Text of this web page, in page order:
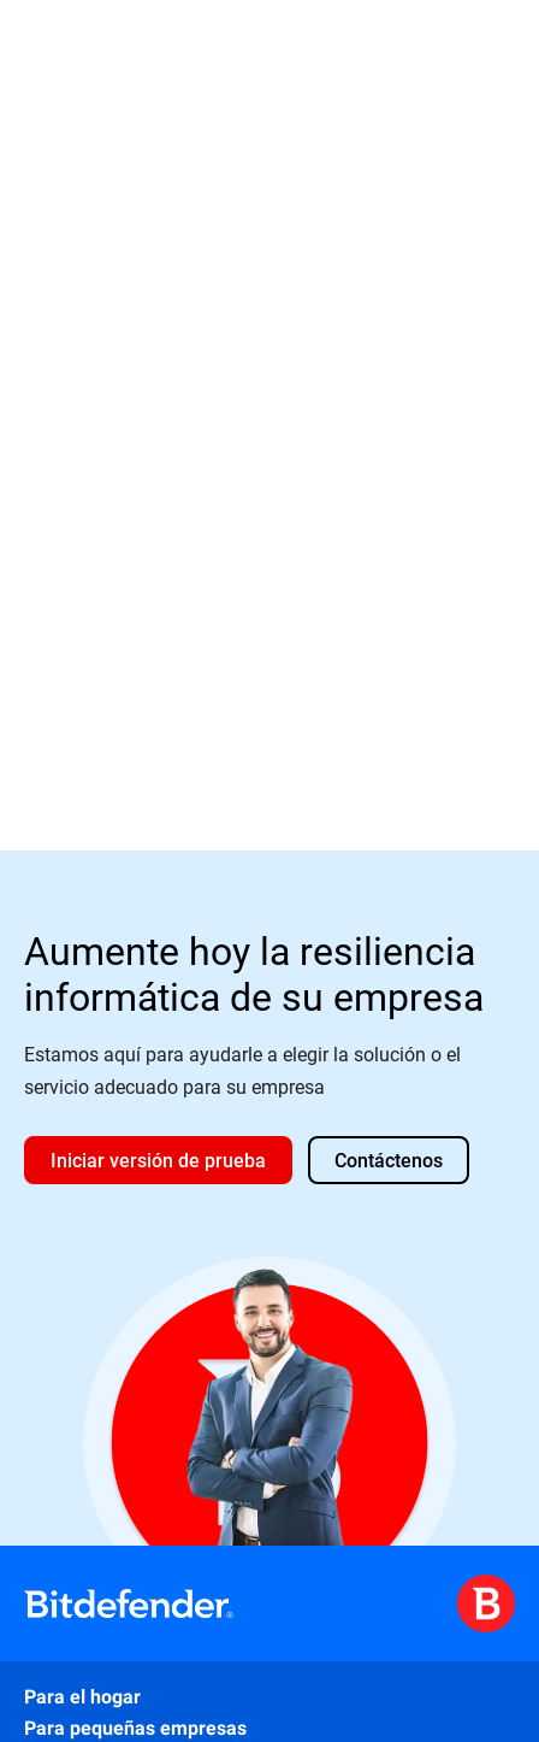
Aumente hoy la resiliencia
informática de su empresa
Estamos aquí para ayudarle a elegir la solución o el
servicio adecuado para su empresa
Iniciar versión de prueba Contáctenos
Para el hogar
Para pequeñas empresas